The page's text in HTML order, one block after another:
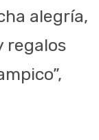
alegría,
regalos